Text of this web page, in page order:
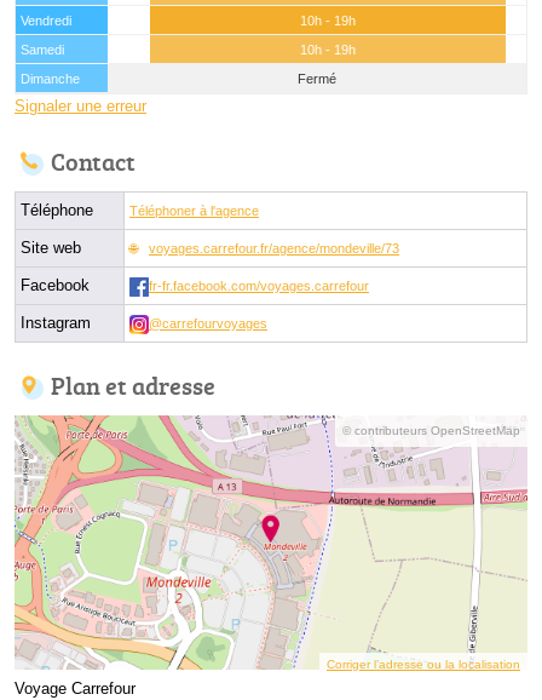
Vendredi
10h - 19h
Samedi
10h - 19h
Dimanche
Fermé
Signaler une erreur
Contact
Téléphone Téléphoner à l'agence
Site web voyages.carrefour.fr/agence/mondeville/73
Facebook fr-fr.facebook.com/voyages.carrefour
Instagram @carrefourvoyages
Plan et adresse
© contributeurs OpenStreetMap
Corriger l’adresse ou la localisation
Voyage Carrefour